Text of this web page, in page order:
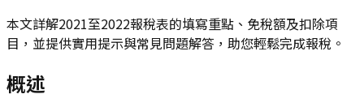
本文詳解2021至2022報稅表的填寫重點、免稅額及扣除項
目，並提供實用提示與常見問題解答，助您輕鬆完成報稅。
概述